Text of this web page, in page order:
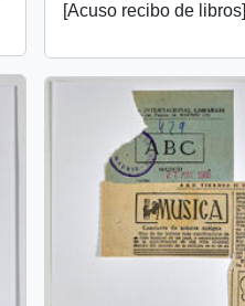
[Acuso recibo de libros]